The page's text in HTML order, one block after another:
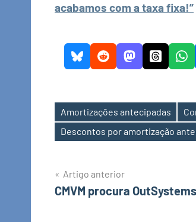
acabamos com a taxa fixa!”
Etiquetas
Amortizações antecipadas
Descontos por amortização
Navegação
de
Artigo anterior
CMVM procura